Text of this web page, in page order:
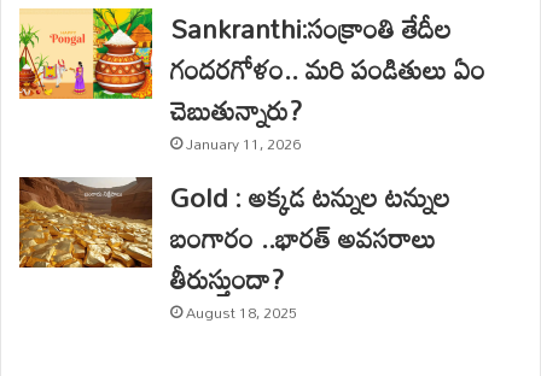
Sankranthi:సంక్రాంతి తేదీల
గందరగోళం.. మరి పండితులు ఏం
చెబుతున్నారు?
January 11, 2026
Gold : అక్కడ టన్నుల టన్నుల
బంగారం ..భారత్ అవసరాలు
తీరుస్తుందా?
August 18, 2025